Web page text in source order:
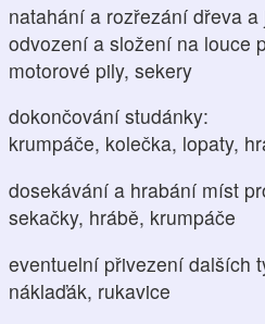
natahání a rozřezání dřeva
odvození a složení na louce
motorové pily, sekery
dokončování studánky:
krumpáče, kolečka, lopaty,
dosekávání a hrabání míst
sekačky, hrábě, krumpáče
eventuelní přivezení dalších
náklaďák, rukavice